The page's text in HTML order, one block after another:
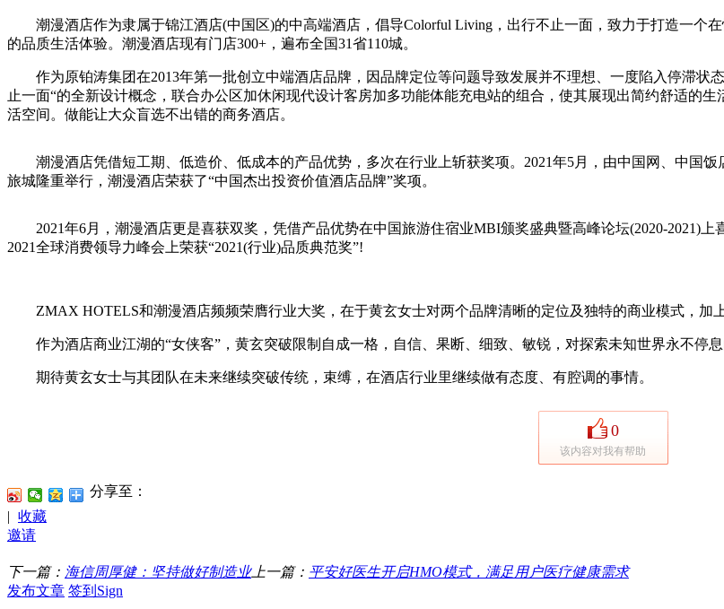
潮漫酒店作为隶属于锦江酒店(中国区)的中高端酒店，倡导Colorful Living，出行不止一面，致力于打造一个
的品质生活体验。潮漫酒店现有门店300+，遍布全国31省110城。
作为原铂涛集团在2013年第一批创立中端酒店品牌，因品牌定位等问题导致发展并不理想、一度陷入停滞状
止一面“的全新设计概念，联合办公区加休闲现代设计客房加多功能体能充电站的组合，使其展现出简约舒适的
活空间。做能让大众盲选不出错的商务酒店。
潮漫酒店凭借短工期、低造价、低成本的产品优势，多次在行业上斩获奖项。2021年5月，由中国网、中国
旅城隆重举行，潮漫酒店荣获了“中国杰出投资价值酒店品牌”奖项。
2021年6月，潮漫酒店更是喜获双奖，凭借产品优势在中国旅游住宿业MBI颁奖盛典暨高峰论坛(2020-2021)上
2021全球消费领导力峰会上荣获“2021(行业)品质典范奖”!
ZMAX HOTELS和潮漫酒店频频荣膺行业大奖，在于黄玄女士对两个品牌清晰的定位及独特的商业模式，加上
作为酒店商业江湖的“女侠客”，黄玄突破限制自成一格，自信、果断、细致、敏锐，对探索未知世界永不停
期待黄玄女士与其团队在未来继续突破传统，束缚，在酒店行业里继续做有态度、有腔调的事情。
0
该内容对我有帮助
分享至：
| 收藏
邀请
下一篇： 海信周厚健：坚持做好制造业上一篇： 平安好医生开启HMO模式，满足用户医疗健康需求
发布文章 签到Sign